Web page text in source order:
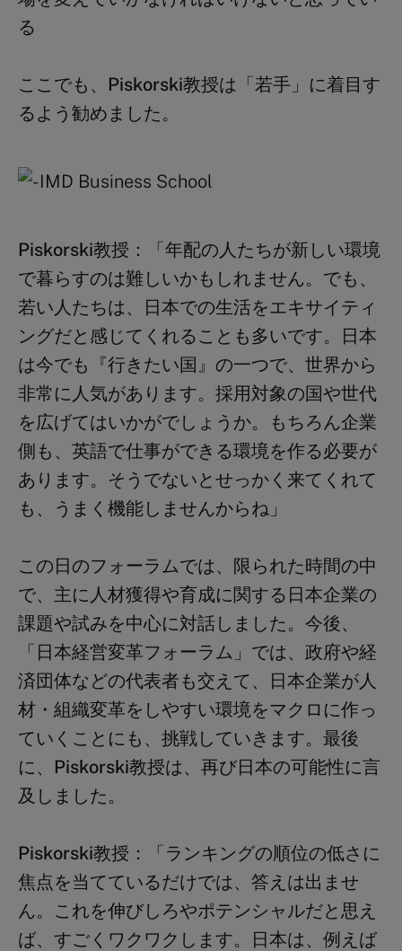
る
ここでも、 Piskorski教授は「若手」に着目す
るよう勧めました。
Piskorski教授：
「年配の人たちが新しい環境
で暮らすのは難しいかもしれません。でも、
若い人たちは、日本での生活をエキサイティ
ングだと感じてくれることも多いです。日本
は今でも『行きたい国』の一つで、世界から
非常に人気があります。採用対象の国や世代
を広げてはいかがでしょうか。もちろん企業
側も、英語で仕事ができる環境を作る必要が
あります。そうでないとせっかく来てくれて
も、うまく機能しませんからね」
この日のフォーラムでは、限られた時間の中
で、主に人材獲得や育成に関する日本企業の
課題や試みを中心に対話しました。今後、
「日本経営変革フォーラム」では、政府や経
済団体などの代表者も交えて、日本企業が人
材・組織変革をしやすい環境をマクロに作っ
ていくことにも、挑戦していきます。最後
に、 Piskorski教授は、 再び日本の可能性に言
及しました。
Piskorski教授：
「ランキングの順位の低さに
焦点を当てているだけでは、答えは出ませ
ん。これを伸びしろやポテンシャルだと思え
ば、すごくワクワクします。日本は、例えば